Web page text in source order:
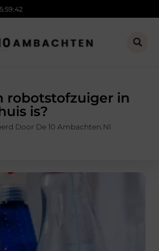
robotstofzuiger in
is?
Door De 10 Ambachten.nl